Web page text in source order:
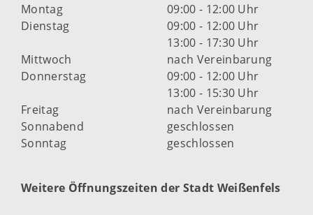
Montag
09:00 - 12:00 Uhr
Dienstag
09:00 - 12:00 Uhr
13:00 - 17:30 Uhr
Mittwoch
nach Vereinbarung
Donnerstag
09:00 - 12:00 Uhr
13:00 - 15:30 Uhr
Freitag
nach Vereinbarung
Sonnabend
geschlossen
Sonntag
geschlossen
Weitere Öffnungszeiten der Stadt Weißenfels